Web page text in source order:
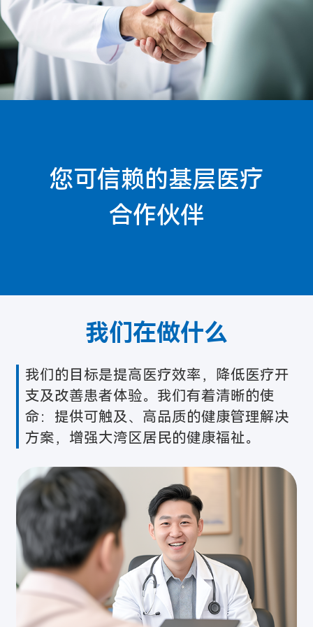
您可信赖的基层医疗
合作伙伴
我们在做什么
我们的目标是提高医疗效率，降低医疗开
支及改善患者体验。我们有着清晰的使
命：提供可触及、高品质的健康管理解决
方案，增强大湾区居民的健康福祉。